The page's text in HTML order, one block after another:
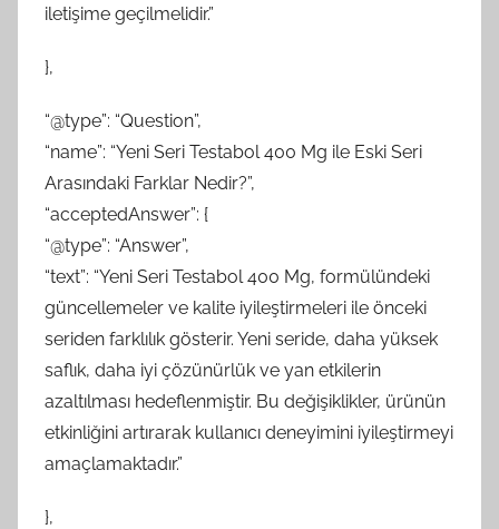
iletişime geçilmelidir.”
},
“@type”: “Question”,
“name”: “Yeni Seri Testabol 400 Mg ile Eski Seri
Arasındaki Farklar Nedir?”,
“acceptedAnswer”: {
“@type”: “Answer”,
“text”: “Yeni Seri Testabol 400 Mg, formülündeki
güncellemeler ve kalite iyileştirmeleri ile önceki
seriden farklılık gösterir. Yeni seride, daha yüksek
saflık, daha iyi çözünürlük ve yan etkilerin
azaltılması hedeflenmiştir. Bu değişiklikler, ürünün
etkinliğini artırarak kullanıcı deneyimini iyileştirmeyi
amaçlamaktadır.”
},